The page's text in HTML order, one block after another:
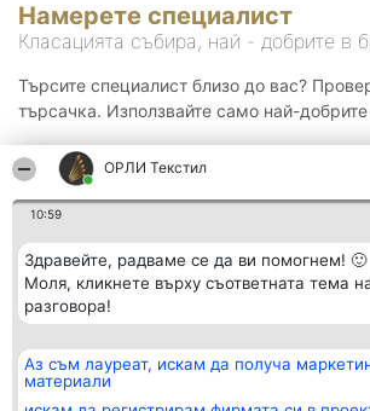
ОРЛИ Текстил
10:59
Здравейте, радваме се да ви помогнем! 🙂
Моля, кликнете върху съответната тема
разговора!
Аз съм лауреат, искам да получа
материали
Намерете специалист
Класацията събира, най - добрите в
Търсите специалист близо до вас?
търсачка. Използвайте само най-добрите
Организатор на
класиране
Класация